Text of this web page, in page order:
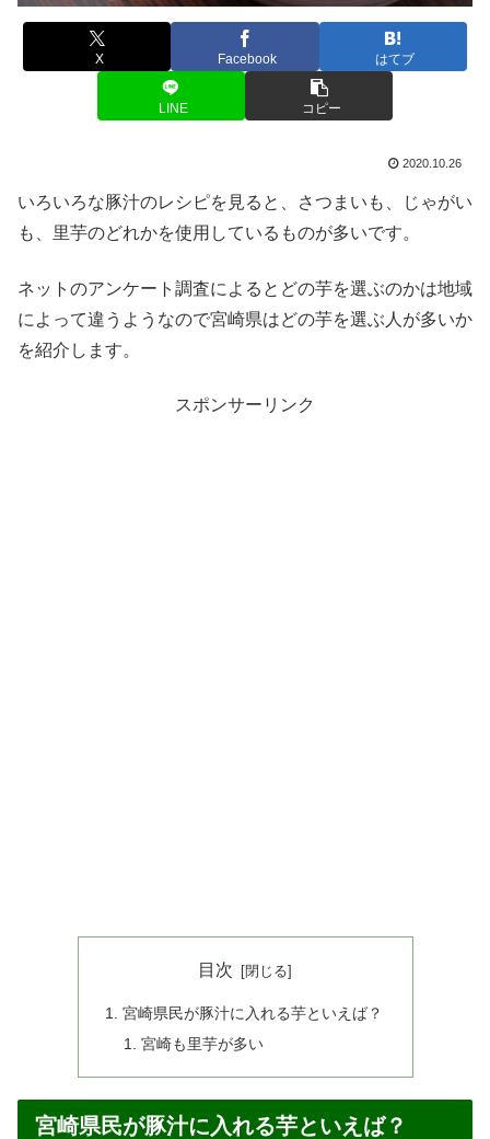
X Facebook はてブ
LINE コピー
2020.10.26
いろいろな豚汁のレシピを見ると、さつまいも、じゃがい
も、里芋のどれかを使用しているものが多いです。
ネットのアンケート調査によるとどの芋を選ぶのかは地域
によって違うようなので宮崎県はどの芋を選ぶ人が多いか
を紹介します。
スポンサーリンク
目次
宮崎県民が豚汁に入れる芋といえば？
宮崎も里芋が多い
宮崎県民が豚汁に入れる芋といえば？